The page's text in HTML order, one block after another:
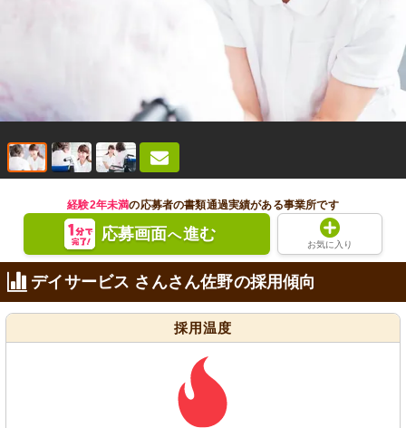
経験2年未満の応募者の書類通過実績がある事業所です
応募画面へ進む
お気に入り
デイサービス さんさん佐野の採用傾向
採用温度